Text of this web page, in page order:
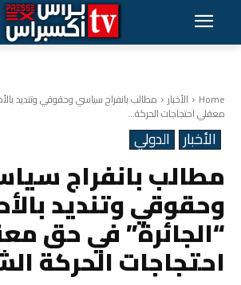
Home الأخبار مطالب بانفراج سياسي وحقوقي وتنديد
معقلي احتجاجات الحركة...
الأخبار الدولي
مطالب بانفراج
وحقوقي وتنديد
“الجائرة” في حق
احتجاجات الحركة